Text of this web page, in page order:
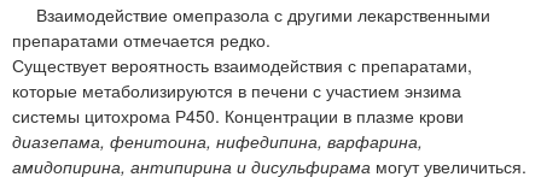
Взаимодействие омепразола с другими лекарственными
препаратами отмечается редко.
Существует вероятность взаимодействия с препаратами,
которые метаболизируются в печени с участием энзима
системы цитохрома Р450. Концентрации в плазме крови
диазепама, фенитоина, нифедипина, варфарина,
амидопирина, антипирина и дисульфирама могут увеличиться.